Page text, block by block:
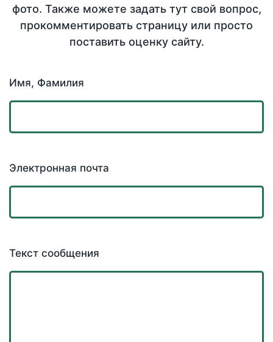
фото. Также можете задать тут свой вопрос,
прокомментировать страницу или просто
поставить оценку сайту.
Имя, Фамилия
Электронная почта
Текст сообщения